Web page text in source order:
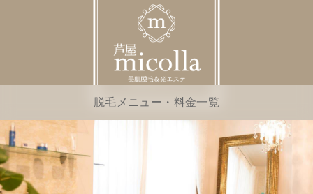
脱毛メニュー・料金一覧